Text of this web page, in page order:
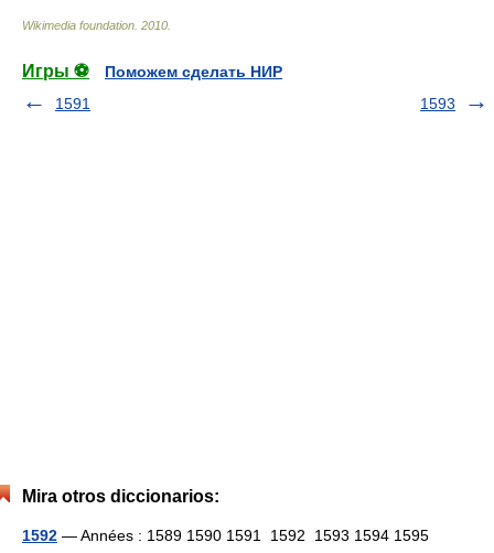
Wikimedia foundation 2010
Игры ⚽
Поможем сделать НИР
1591
1593
Mira otros diccionarios:
1592 — Années : 1589 1590 1591 1592 1593 1594 1595